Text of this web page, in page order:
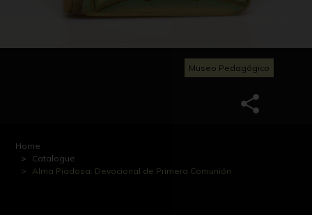
Museo Pedagógico
Home
Catalogue
Alma Piadosa. Devocional de Primera Comunión